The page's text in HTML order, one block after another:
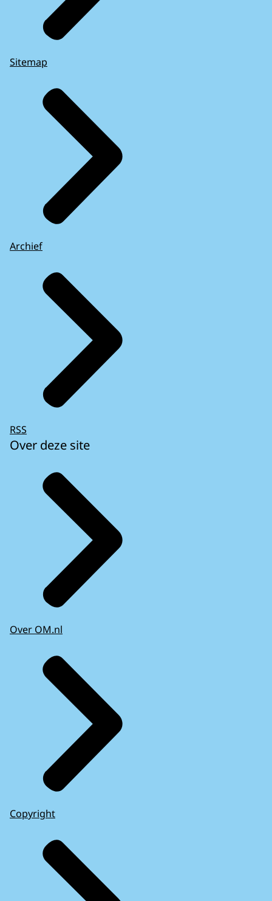
Sitemap
Archief
RSS
Over deze site
Over OM.nl
Copyright